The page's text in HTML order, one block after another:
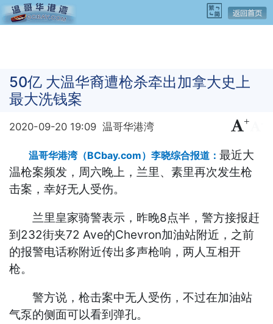
50亿 大温华裔遭枪杀牵出加拿大史上
最大洗钱案
2020-09-20 19:09 温哥华港湾 +
温哥华港湾（BCbay.com）李晓综合报道：最近大
温枪案频发，周六晚上，兰里、素里再次发生枪
击案，幸好无人受伤。
兰里皇家骑警表示，昨晚8点半，警方接报赶
到232街夹72 Ave的Chevron加油站附近，之前
的报警电话称附近传出多声枪响，两人互相开
枪。
警方说，枪击案中无人受伤，不过在加油站
气泵的侧面可以看到弹孔。